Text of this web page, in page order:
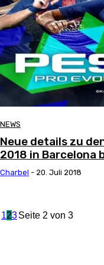
NEWS
Neue details zu
2018 in Barcelona
Charbel - 20. Juli 2018
123Seite 2 von 3